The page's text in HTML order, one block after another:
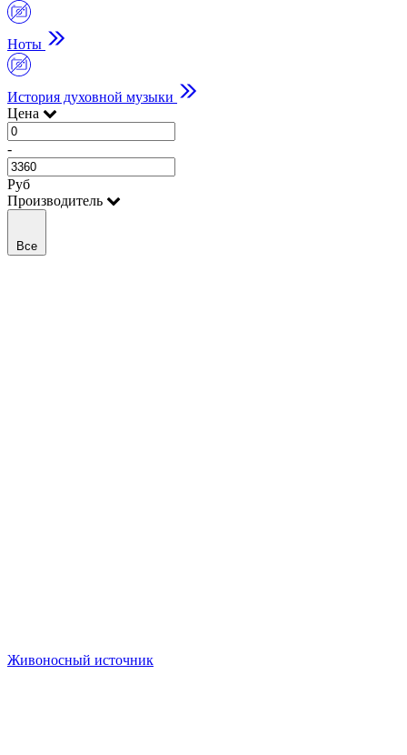
Ноты
История духовной музыки
Цена
-
Руб
Производитель
Все
Живоносный источник